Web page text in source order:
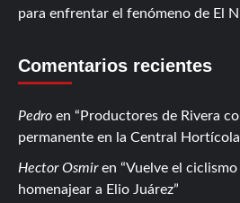
para enfrentar el fenómeno de El
Comentarios recientes
Pedro en
Productores de Rivera
permanente en la Central
Hector Osmiren
Vuelve el
homenajear a Elio Juárez